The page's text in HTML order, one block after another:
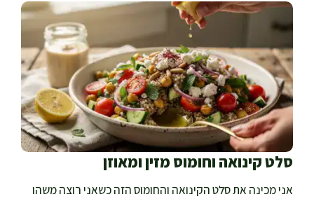
סלט קינואה וחומוס מזין ומאוזן
אני מכינה את סלט הקינואה והחומוס הזה כשאני רוצה משהו